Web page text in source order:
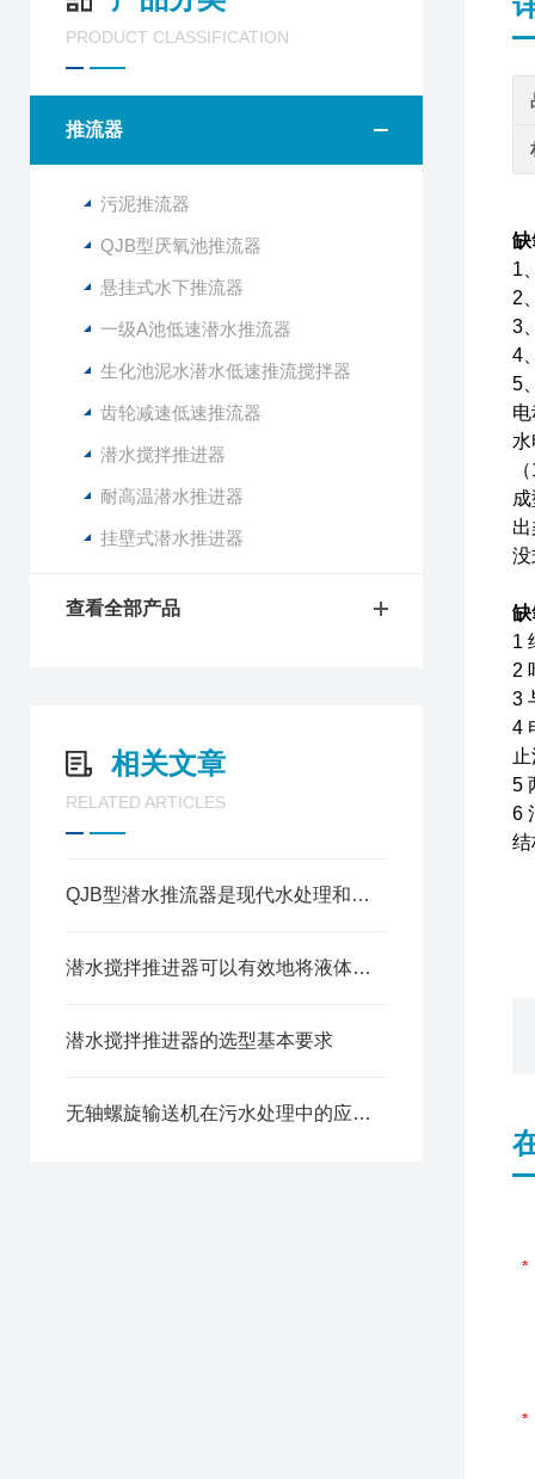
PRODUCT CLASSIFICATION
推流器
污泥推流器
QJB型厌氧池推流器
悬挂式水下推流器
一级A池低速潜水推流器
生化池泥水潜水低速推流搅拌器
齿轮减速低速推流器
潜水搅拌推进器
耐高温潜水推进器
挂壁式潜水推进器
查看全部产品
相关文章
RELATED ARTICLES
QJB型潜水推流器是现代水处理和水生态维护的重要工具
潜水搅拌推进器可以有效地将液体中的固体颗粒和气体均匀搅拌
潜水搅拌推进器的选型基本要求
无轴螺旋输送机在污水处理中的应用优势
缺
1
2
3
4
5
没
缺
1
2
3
4
5
6
结